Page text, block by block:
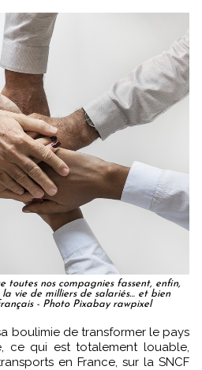
toutes nos compagnies fassent, enfin,
vie de milliers de salariés… et bien
- Photo Pixabay rawpixel
ce qui est totalement louable,
en France, sur la SNCF